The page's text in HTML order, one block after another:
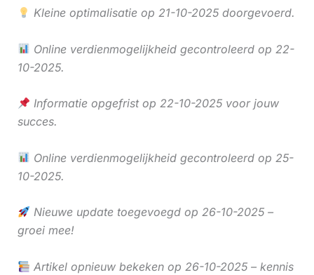
Kleine optimalisatie op 21-10-2025 doorgevoerd.
Online verdienmogelijkheid gecontroleerd op 22-
10-2025.
Informatie opgefrist op 22-10-2025 voor jouw
succes.
Online verdienmogelijkheid gecontroleerd op 25-
10-2025.
Nieuwe update toegevoegd op 26-10-2025 –
groei mee!
Artikel opnieuw bekeken op 26-10-2025 – kennis